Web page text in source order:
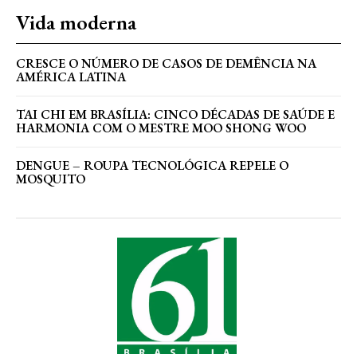
Vida moderna
CRESCE O NÚMERO DE CASOS DE DEMÊNCIA NA
AMÉRICA LATINA
TAI CHI EM BRASÍLIA: CINCO DÉCADAS DE SAÚDE E
HARMONIA COM O MESTRE MOO SHONG WOO
DENGUE – ROUPA TECNOLÓGICA REPELE O
MOSQUITO